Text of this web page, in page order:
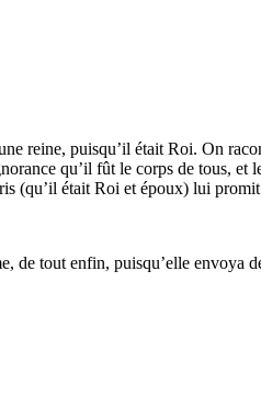
reine, puisqu’il était Roi. On
qu’il fût le corps de tous, et
(qu’il était Roi et époux) lui
tout enfin, puisqu’elle envoya